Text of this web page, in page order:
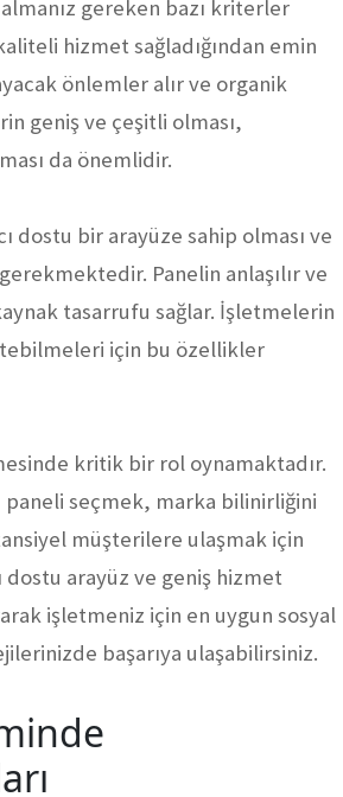
gereken bazı kriterler
hizmet sağladığından emin
önlemler alır ve organik
geniş ve çeşitli olması,
da önemlidir.
dostu bir arayüze sahip olması ve
Panelin anlaşılır ve
tasarrufu sağlar. İşletmelerin
için bu özellikler
kritik bir rol oynamaktadır.
seçmek, marka bilinirliğini
müşterilere ulaşmak için
dostu arayüz ve geniş hizmet
işletmeniz için en uygun sosyal
başarıya ulaşabilirsiniz.